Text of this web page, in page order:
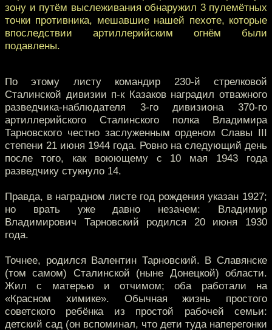
зону и путём выслеживания обнаружил 3 пулемётных
точки противника, мешавшие нашей пехоте, которые
впоследствии артиллерийским огнём были
подавлены.
По этому листу командир 230-й стрелковой
Сталинской дивизии п-к Казаков наградил отважного
разведчика-наблюдателя 3-го дивизиона 370-го
артиллерийского Сталинского полка Владимира
Тарновского честно заслуженным орденом Славы III
степени 21 июня 1944 года. Ровно на следующий день
после того, как воюющему с 10 мая 1943 года
разведчику стукнуло 14.
Правда, в наградном листе год рождения указан 1927;
но врать уже давно незачем: Владимир
Владимирович Тарновский родился 20 июня 1930
года.
Точнее, родился Валентин Тарновский. В Славянске
(том самом) Сталинской (ныне Донецкой) области.
Жил с матерью и отчимом; оба работали на
«Красном химике». Обычная жизнь простого
советского ребёнка из простой рабочей семьи:
детский сад (он вспоминал, что дети туда наперегонки